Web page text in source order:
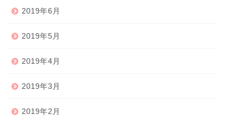
2019年6月
2019年5月
2019年4月
2019年3月
2019年2月